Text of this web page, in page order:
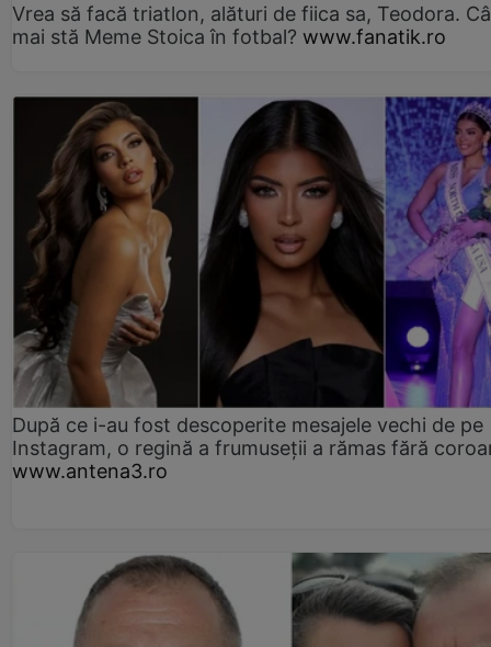
Vrea să facă triatlon, alături de fiica sa, Teodora.
mai stă Meme Stoica în fotbal? www.fanatik.ro
După ce i-au fost descoperite mesajele vechi de pe
Instagram, o regină a frumuseții a rămas fără
www.antena3.ro